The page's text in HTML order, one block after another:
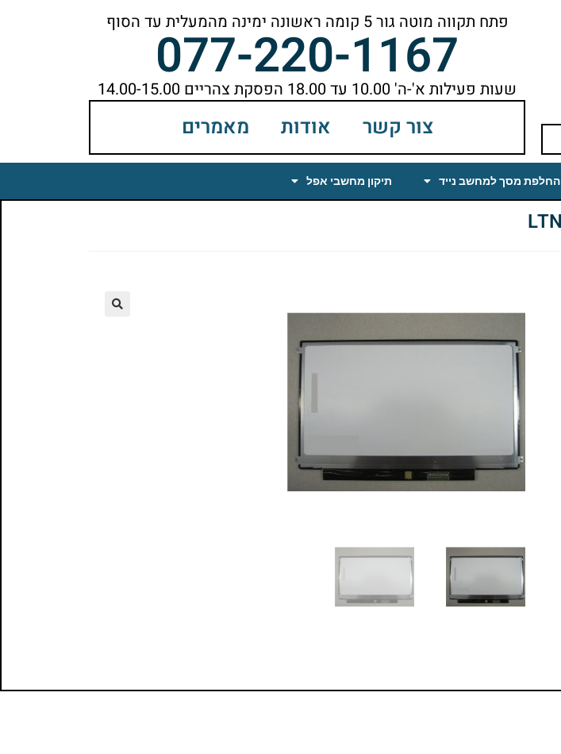
פתח תקווה מוטה גור 5 קומה ראשונה ימינה מהמעלית עד הסוף
077-220-1167שעות פעילות א'-ה' 10.00 עד 18.00 הפסקת צהריים 14.00-15.00
צור קשר אודות מאמרים
החלפת מסך למחשב נייד תיקון מחשבי אפל